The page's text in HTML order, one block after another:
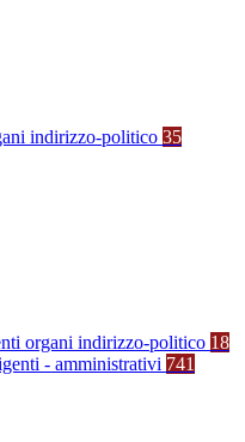
indirizzo-politico 35
organi indirizzo-politico 18
- amministrativi 741